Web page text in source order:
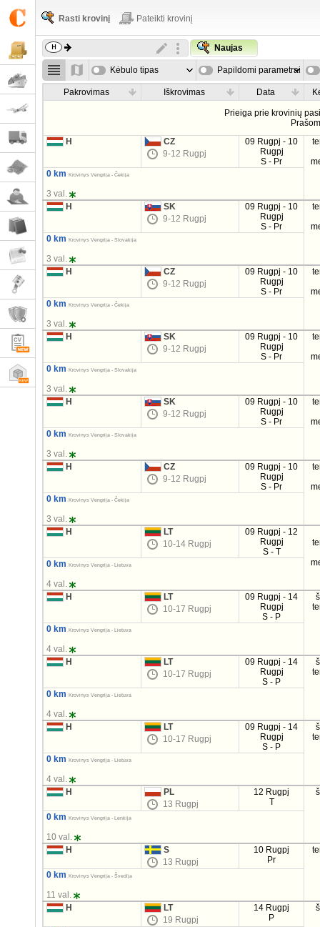
Rasti krovinį Pateikti krovinį
Naujas
Kėbulo tipas Papildomi parametrai
Pakrovimas Iškrovimas Data
Prieiga prie krovinių
H
CZ
9-12 Rugpj
09 Rugpj - 10
Rugpj
S - Pr
0 km
Krovinys Vengrija - Čekija
3 val.
H
SK
9-12 Rugpj
09 Rugpj - 10
Rugpj
S - Pr
0 km
Krovinys Vengrija - Slovakija
3 val.
H
CZ
9-12 Rugpj
09 Rugpj - 10
Rugpj
S - Pr
0 km
Krovinys Vengrija - Čekija
3 val.
H
SK
9-12 Rugpj
09 Rugpj - 10
Rugpj
S - Pr
0 km
Krovinys Vengrija - Slovakija
3 val.
H
SK
9-12 Rugpj
09 Rugpj - 10
Rugpj
S - Pr
0 km
Krovinys Vengrija - Slovakija
3 val.
H
CZ
9-12 Rugpj
09 Rugpj - 10
Rugpj
S - Pr
0 km
Krovinys Vengrija - Čekija
3 val.
H
LT
10-14 Rugpj
09 Rugpj - 12
Rugpj
S - T
0 km Krovinys Vengrija - Lietuva
4 val.
H
LT
10-17 Rugpj
09 Rugpj - 14
Rugpj
S - P
0 km Krovinys Vengrija - Lietuva
4 val.
H
LT
10-17 Rugpj
09 Rugpj - 14
Rugpj
S - P
0 km Krovinys Vengrija - Lietuva
4 val.
H
LT
10-17 Rugpj
09 Rugpj - 14
Rugpj
S - P
0 km Krovinys Vengrija - Lietuva
4 val.
H
PL
13 Rugpj
12 Rugpj
T
0 km Krovinys Vengrija - Lenkija
10 val.
H
S
13 Rugpj
10 Rugpj
Pr
0 km Krovinys Vengrija - Švedija
11 val.
H
LT
19 Rugpj
14 Rugpj
P